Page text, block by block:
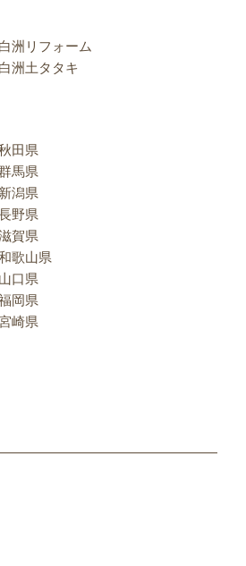
白洲リフォーム
白洲土タタキ
田県
馬県
新潟県
野県
賀県
歌山県
山口県
岡県
崎県